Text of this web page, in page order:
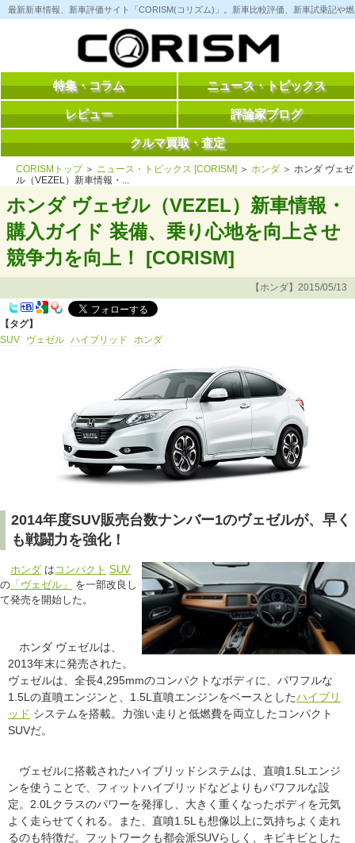
コ
ン
へ
最新新車情報、新車評価サイト「CORISM(コリズム)」。新車比較評価、新車試乗記や
特集・コラム ニュース・トピックス
レビュー 評論家ブログ
クルマ買取・査定
CORISMトップ＞ ニュース・トピックス [CORISM] ＞ ホンダ ＞ ホンダ ヴェゼ
ル（VEZEL）新車情報・...
ホンダ ヴェゼル（VEZEL）新車情報・
購入ガイド 装備、乗り心地を向上させ
競争力を向上！ [CORISM]
【ホンダ】2015/05/13
【タグ】
SUV
ヴェゼル ハイブリッド ホンダ
2014年度SUV販売台数ナンバー1のヴェゼルが、早く
も戦闘力を強化！
ホンダ は コンパクト SUV
の 「ヴェゼル」
を一部改良し
て発売を開始した。
ホンダ ヴェゼルは、
2013年末に発売された。
ヴェゼルは、全長4,295mmのコンパクトなボディに、パワフルな
1.5Lの直噴エンジンと、1.5L直噴エンジンをベースとしたハイブリ
ッド システムを搭載。力強い走りと低燃費を両立したコンパクト
SUVだ。
ヴェゼルに搭載されたハイブリッドシステムは、直噴1.5Lエンジ
ンを使うことで、フィットハイブリッドなどよりもパワフルな設
定。2.0Lクラスのパワーを発揮し、大きく重くなったボディを元気
よく走らせてくれる。また、直噴1.5Lも想像以上に気持ちよく走れ
るのも特徴だ。フットワークも都会派SUVらしく、キビキビとした